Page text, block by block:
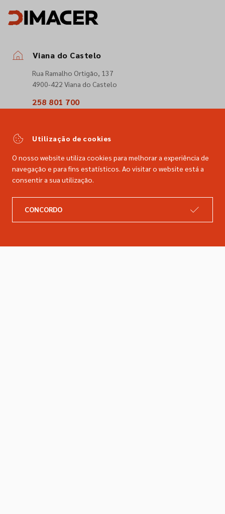
Viana do Castelo
Rua Ramalho Ortigão, 137
4900-422 Viana do Castelo
258 801 700
comercial@dimacer.com
Catálogo
Utilização de cookies
O nosso website utiliza cookies para melhorar a experiência de
navegação e para fins estatísticos. Ao visitar o website está a
consentir a sua utilização.
CONCORDO